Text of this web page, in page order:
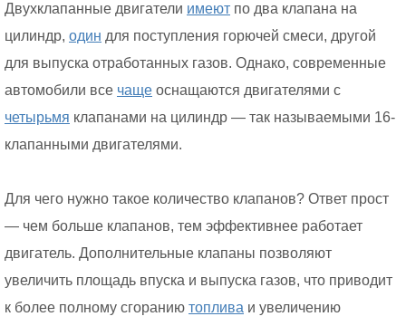
Двухклапанные двигатели имеют по два клапана на
цилиндр, один для поступления горючей смеси, другой
для выпуска отработанных газов. Однако, современные
автомобили все чаще оснащаются двигателями с
четырьмя клапанами на цилиндр — так называемыми 16-
клапанными двигателями.
Для чего нужно такое количество клапанов? Ответ прост
— чем больше клапанов, тем эффективнее работает
двигатель. Дополнительные клапаны позволяют
увеличить площадь впуска и выпуска газов, что приводит
к более полному сгоранию топлива и увеличению